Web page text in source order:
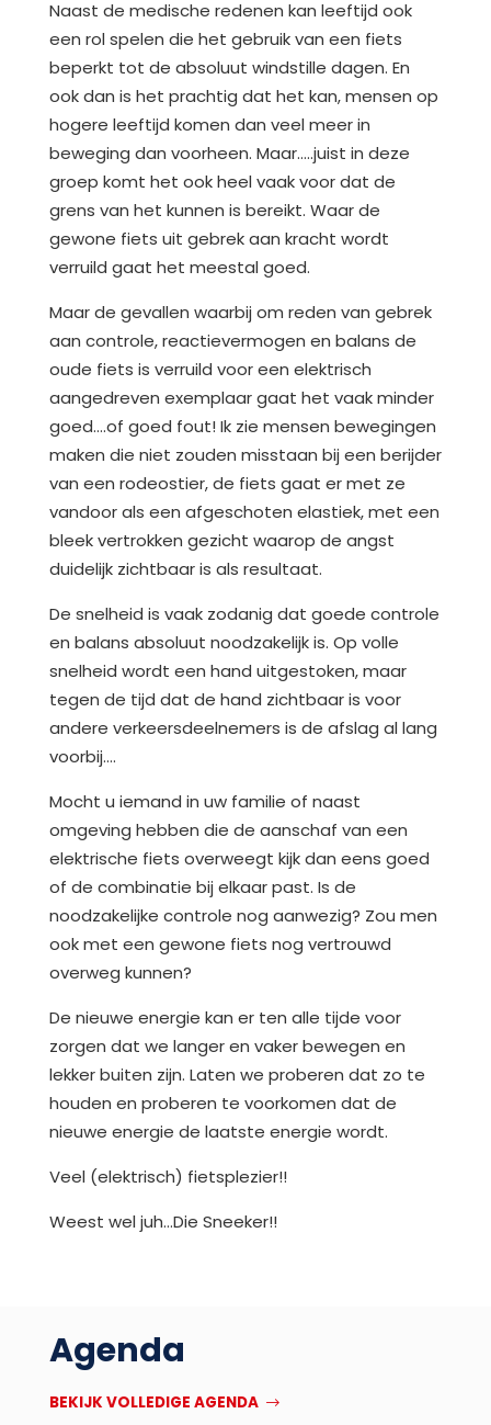
Naast de medische redenen kan leeftijd ook
een rol spelen die het gebruik van een fiets
beperkt tot de absoluut windstille dagen. En
ook dan is het prachtig dat het kan, mensen op
hogere leeftijd komen dan veel meer in
beweging dan voorheen. Maar…..juist in deze
groep komt het ook heel vaak voor dat de
grens van het kunnen is bereikt. Waar de
gewone fiets uit gebrek aan kracht wordt
verruild gaat het meestal goed.
Maar de gevallen waarbij om reden van gebrek
aan controle, reactievermogen en balans de
oude fiets is verruild voor een elektrisch
aangedreven exemplaar gaat het vaak minder
goed….of goed fout! Ik zie mensen bewegingen
maken die niet zouden misstaan bij een berijder
van een rodeostier, de fiets gaat er met ze
vandoor als een afgeschoten elastiek, met een
bleek vertrokken gezicht waarop de angst
duidelijk zichtbaar is als resultaat.
De snelheid is vaak zodanig dat goede controle
en balans absoluut noodzakelijk is. Op volle
snelheid wordt een hand uitgestoken, maar
tegen de tijd dat de hand zichtbaar is voor
andere verkeersdeelnemers is de afslag al lang
voorbij….
Mocht u iemand in uw familie of naast
omgeving hebben die de aanschaf van een
elektrische fiets overweegt kijk dan eens goed
of de combinatie bij elkaar past. Is de
noodzakelijke controle nog aanwezig? Zou men
ook met een gewone fiets nog vertrouwd
overweg kunnen?
De nieuwe energie kan er ten alle tijde voor
zorgen dat we langer en vaker bewegen en
lekker buiten zijn. Laten we proberen dat zo te
houden en proberen te voorkomen dat de
nieuwe energie de laatste energie wordt.
Veel (elektrisch) fietsplezier!!
Weest wel juh…Die Sneeker!!
Agenda
BEKIJK VOLLEDIGE AGENDA